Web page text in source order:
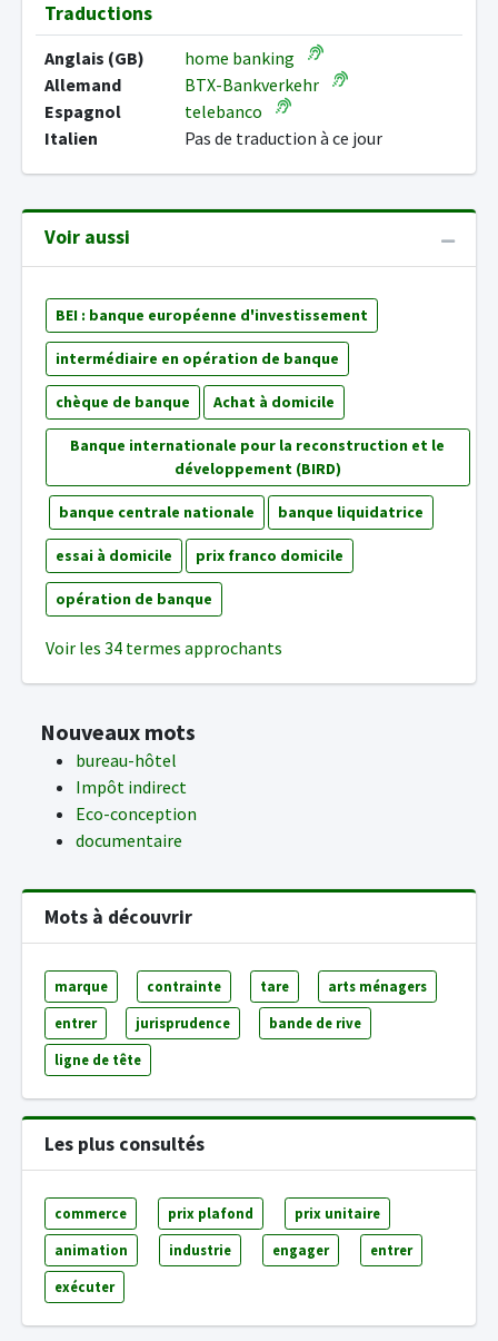
Traductions
Anglais (GB)
home banking
Allemand
BTX-Bankverkehr
Espagnol
telebanco
Italien
Pas de traduction à ce jour
Voir aussi
BEI : banque européenne d'investissement
intermédiaire en opération de banque
chèque de banque Achat à domicile
Banque internationale pour la reconstruction et le
développement (BIRD)
banque centrale nationale banque liquidatrice
essai à domicile prix franco domicile
opération de banque
Voir les 34 termes approchants
Nouveaux mots
bureau-hôtel
Impôt indirect
Eco-conception
documentaire
Mots à découvrir
marque contrainte tare arts ménagers
entrer jurisprudence bande de rive
ligne de tête
Les plus consultés
commerce prix plafond prix unitaire
animation industrie engager entrer
exécuter